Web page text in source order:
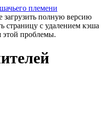
полную версию
страницу с удалением кэша
этой проблемы.